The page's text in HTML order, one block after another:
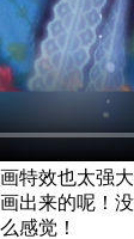
特效也太强
出来的呢！
感觉！